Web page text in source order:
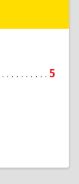
5